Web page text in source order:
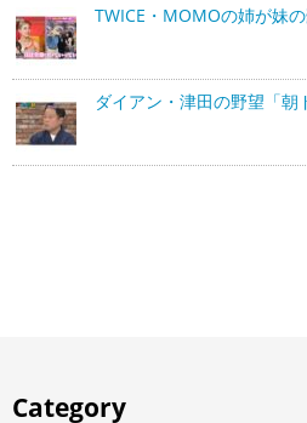
TWICE・MOMOの姉が妹
ダイアン・津田の野望「
Category